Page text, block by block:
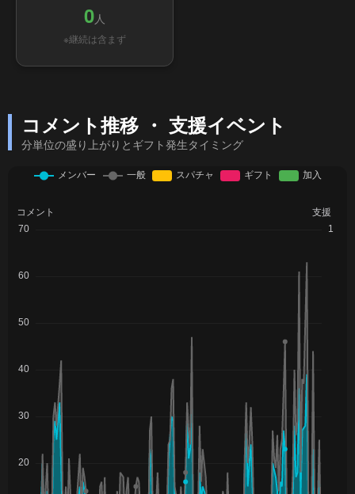
0人
※継続は含まず
コメント推移 ・ 支援イベント
分単位の盛り上がりとギフト発生タイミング